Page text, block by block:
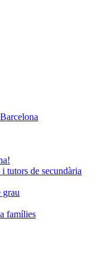
tutors de secundària
grau
famílies